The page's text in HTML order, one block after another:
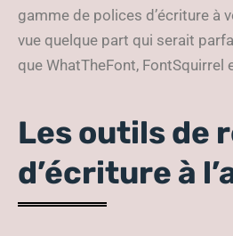
gamme de polices d’écriture à
vue quelque part qui serait
que WhatTheFont,
Les outils de
d’écriture à